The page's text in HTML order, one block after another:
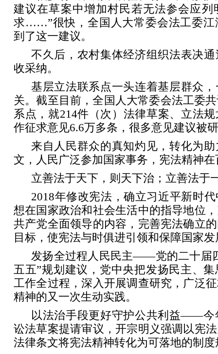
建议在草案中增加村民若无法参会应列
求……”很快，全国人大常委会法工委江
到了这一建议。
不久后，农村集体经济组织法表决
收采纳。
基层立法联系点一头连着基层群众
关。截至目前，全国人大常委会法工委
系点，就214件（次）法律草案、立法
作征求意见6.6万多条，很多意见建议被
来自人民群众的真知灼见，转化为
文，人民广泛参加国家事务，宪法精神
立善法于天下，则天下治；立善法于
2018年修改宪法，确立习近平新时
想在国家政治和社会生活中的指导地位
共产党全面领导的内容，完善宪法确立
目标，使宪法与时俱进引领和保障国家发
发扬全过程人民民主——党的二十届
五五”规划建议，党中央把发扬民主、
工作全过程，深入开展调查研究，广泛
精神的又一次生动实践。
以法治手段更好守护公共利益——今
讼法草案提请审议，开宗明义强调以宪
法律条文将宪法精神转化为可落地的制度